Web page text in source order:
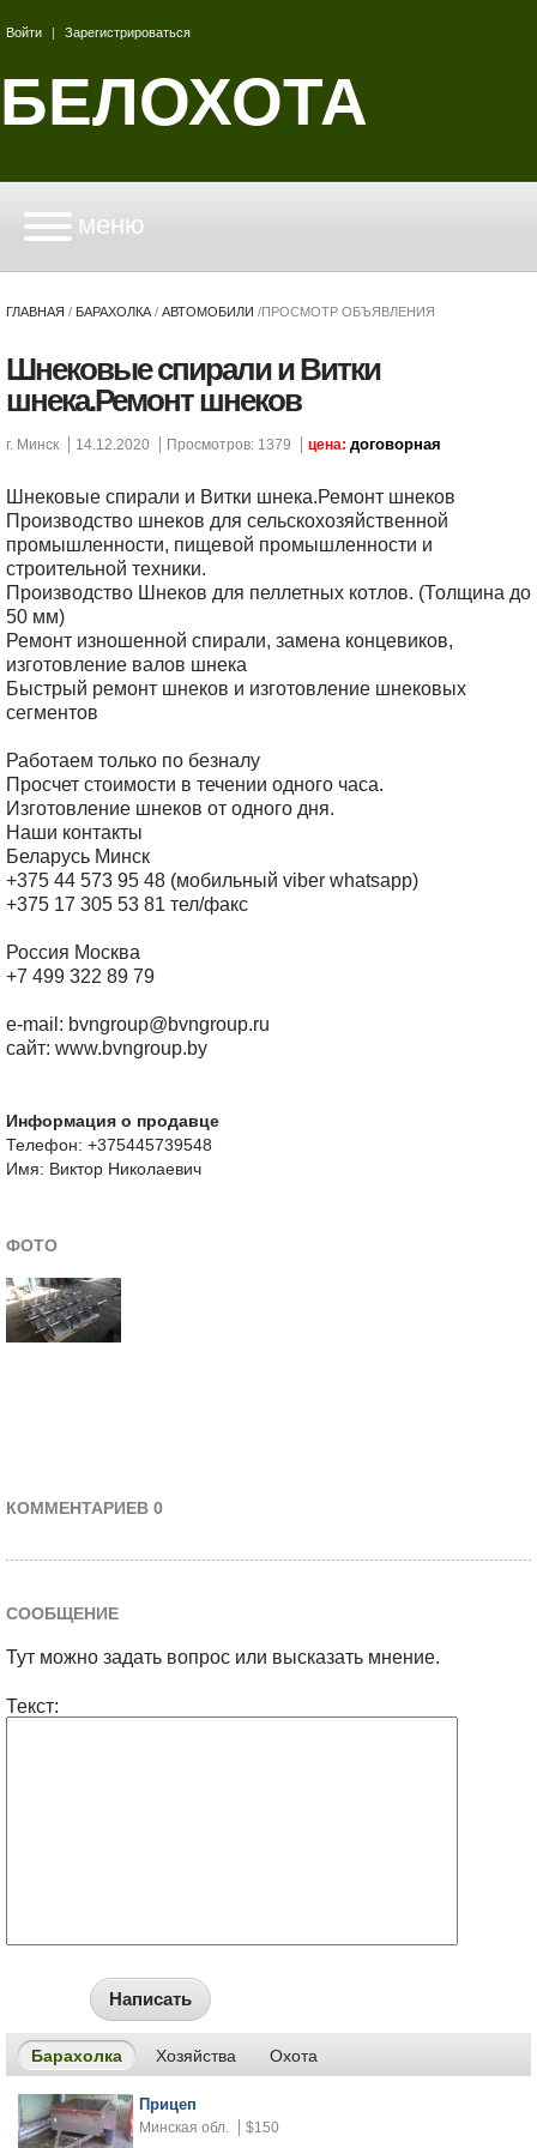
Войти | Зарегистрироваться
БЕЛОХОТА
меню
ГЛАВНАЯ / БАРАХОЛКА / АВТОМОБИЛИ /ПРОСМОТР ОБЪЯВЛЕНИЯ
Шнековые спирали и Витки
шнека.Ремонт шнеков
г. Минск 14.12.2020 Просмотров: 1379 цена: договорная
Шнековые спирали и Витки шнека.Ремонт шнеков
Производство шнеков для сельскохозяйственной
промышленности, пищевой промышленности и
строительной техники.
Производство Шнеков для пеллетных котлов. (Толщина до
50 мм)
Ремонт изношенной спирали, замена концевиков,
изготовление валов шнека
Быстрый ремонт шнеков и изготовление шнековых
сегментов
Работаем только по безналу
Просчет стоимости в течении одного часа.
Изготовление шнеков от одного дня.
Наши контакты
Беларусь Минск
+375 44 573 95 48 (мобильный viber whatsapp)
+375 17 305 53 81 тел/факс
Россия Москва
+7 499 322 89 79
e-mail: bvngroup@bvngroup.ru
сайт: www.bvngroup.by
Информация о продавце
Телефон: +375445739548
Имя: Виктор Николаевич
ФОТО
КОММЕНТАРИЕВ 0
СООБЩЕНИЕ
Тут можно задать вопрос или высказать мнение.
Текст:
Написать
Барахолка Хозяйства Охота
Прицеп
Минская обл. $150